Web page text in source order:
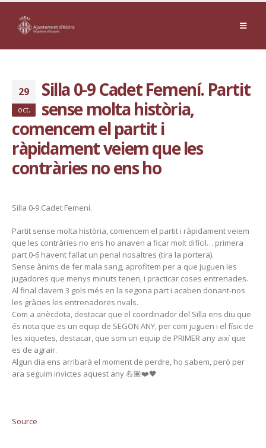
29
oct.
Silla 0-9 Cadet Femení. Partit
sense molta història,
comencem el partit i
ràpidament veiem que les
contràries no ens ho
Silla 0-9 Cadet Femení.
Partit sense molta història, comencem el partit i ràpidament veiem
que les contràries no ens ho anaven a ficar molt difícil… primera
part 0-6 havent fallat un penal nosaltres (tira la portera).
Sense ànims de fer mala sang, aprofitem per a que juguen les
jugadores que menys minuts tenen, i practicar coses entrenades.
Al final clavem 3 gols més en la segona part i acaben donant-nos
les gràcies les entrenadores rivals.
Com a anècdota, destacar que el coordinador del Silla ens diu que
és nota que es un equip de SEGON ANY, per com juguen i el físic de
les xiquetes, destacar, que som un equip de PRIMER any així que
es de agrair.
Algun dia ens arribarà el moment de perdre, ho sabem, però per
ara seguim invictes aquest any 💪🏽❤️🖤
Source